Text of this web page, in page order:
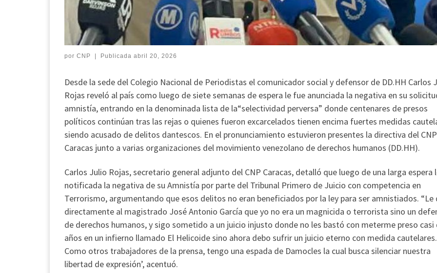
por CNP Publicada abril 20, 2026
Desde la sede del Colegio Nacional de Periodistas el comunicador social y defensor de DD.HH Carlos
Rojas reveló al país como luego de siete semanas de espera le fue anunciada la negativa en su
amnistía, entrando en la denominada lista de la“selectividad perversa” donde centenares de presos
políticos continúan tras las rejas o quienes fueron excarcelados tienen encima fuertes medidas
siendo acusado de delitos dantescos. En el pronunciamiento estuvieron presentes la directiva del CNP
Caracas junto a varias organizaciones del movimiento venezolano de derechos humanos (DD.HH).
Carlos Julio Rojas, secretario general adjunto del CNP Caracas, detalló que luego de una larga espera
notificada la negativa de su Amnistía por parte del Tribunal Primero de Juicio con competencia en
Terrorismo, argumentando que esos delitos no eran beneficiados por la ley para ser amnistiados. “Le
directamente al magistrado José Antonio García que yo no era un magnicida o terrorista sino un
de derechos humanos, y sigo sometido a un juicio injusto donde no les bastó con meterme preso casi
años en un infierno llamado El Helicoide sino ahora debo sufrir un juicio eterno con medida cautelares.
Como otros trabajadores de la prensa, tengo una espada de Damocles la cual busca silenciar nuestra
libertad de expresión’, acentuó.